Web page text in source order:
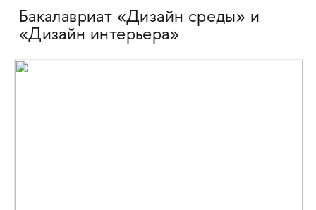
Бакалавриат «Дизайн среды» и
«Дизайн интерьера»